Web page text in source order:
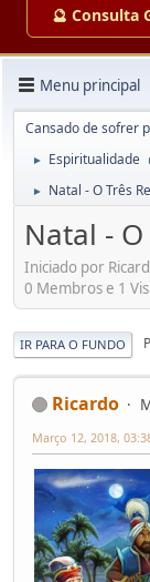
🔮 Consulta
Menu principal
Cansado de sofrer
► Espiritualidade
► Natal - O Três
Natal -
Iniciado por
0 Membros e 1
IR PARA O FUNDO
Ricardo
Março 12, 2018,